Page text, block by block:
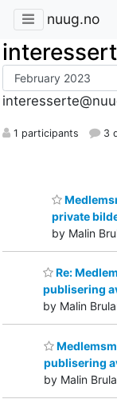
nuug.no
1 participants 3
private
by Malin
Re:
publisering
by Malin
publisering
by Malin